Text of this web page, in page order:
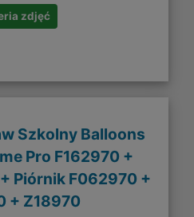
zdjęć
Szkolny Balloons
Pro F162970 +
Piórnik F062970 +
+ Z18970